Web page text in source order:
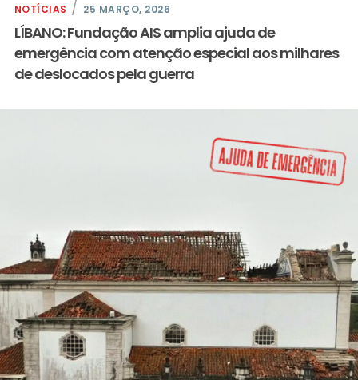
NOTÍCIAS 25 MARÇO, 2026
LÍBANO: Fundação AIS amplia ajuda de
emergência com atenção especial aos milhares
de deslocados pela guerra